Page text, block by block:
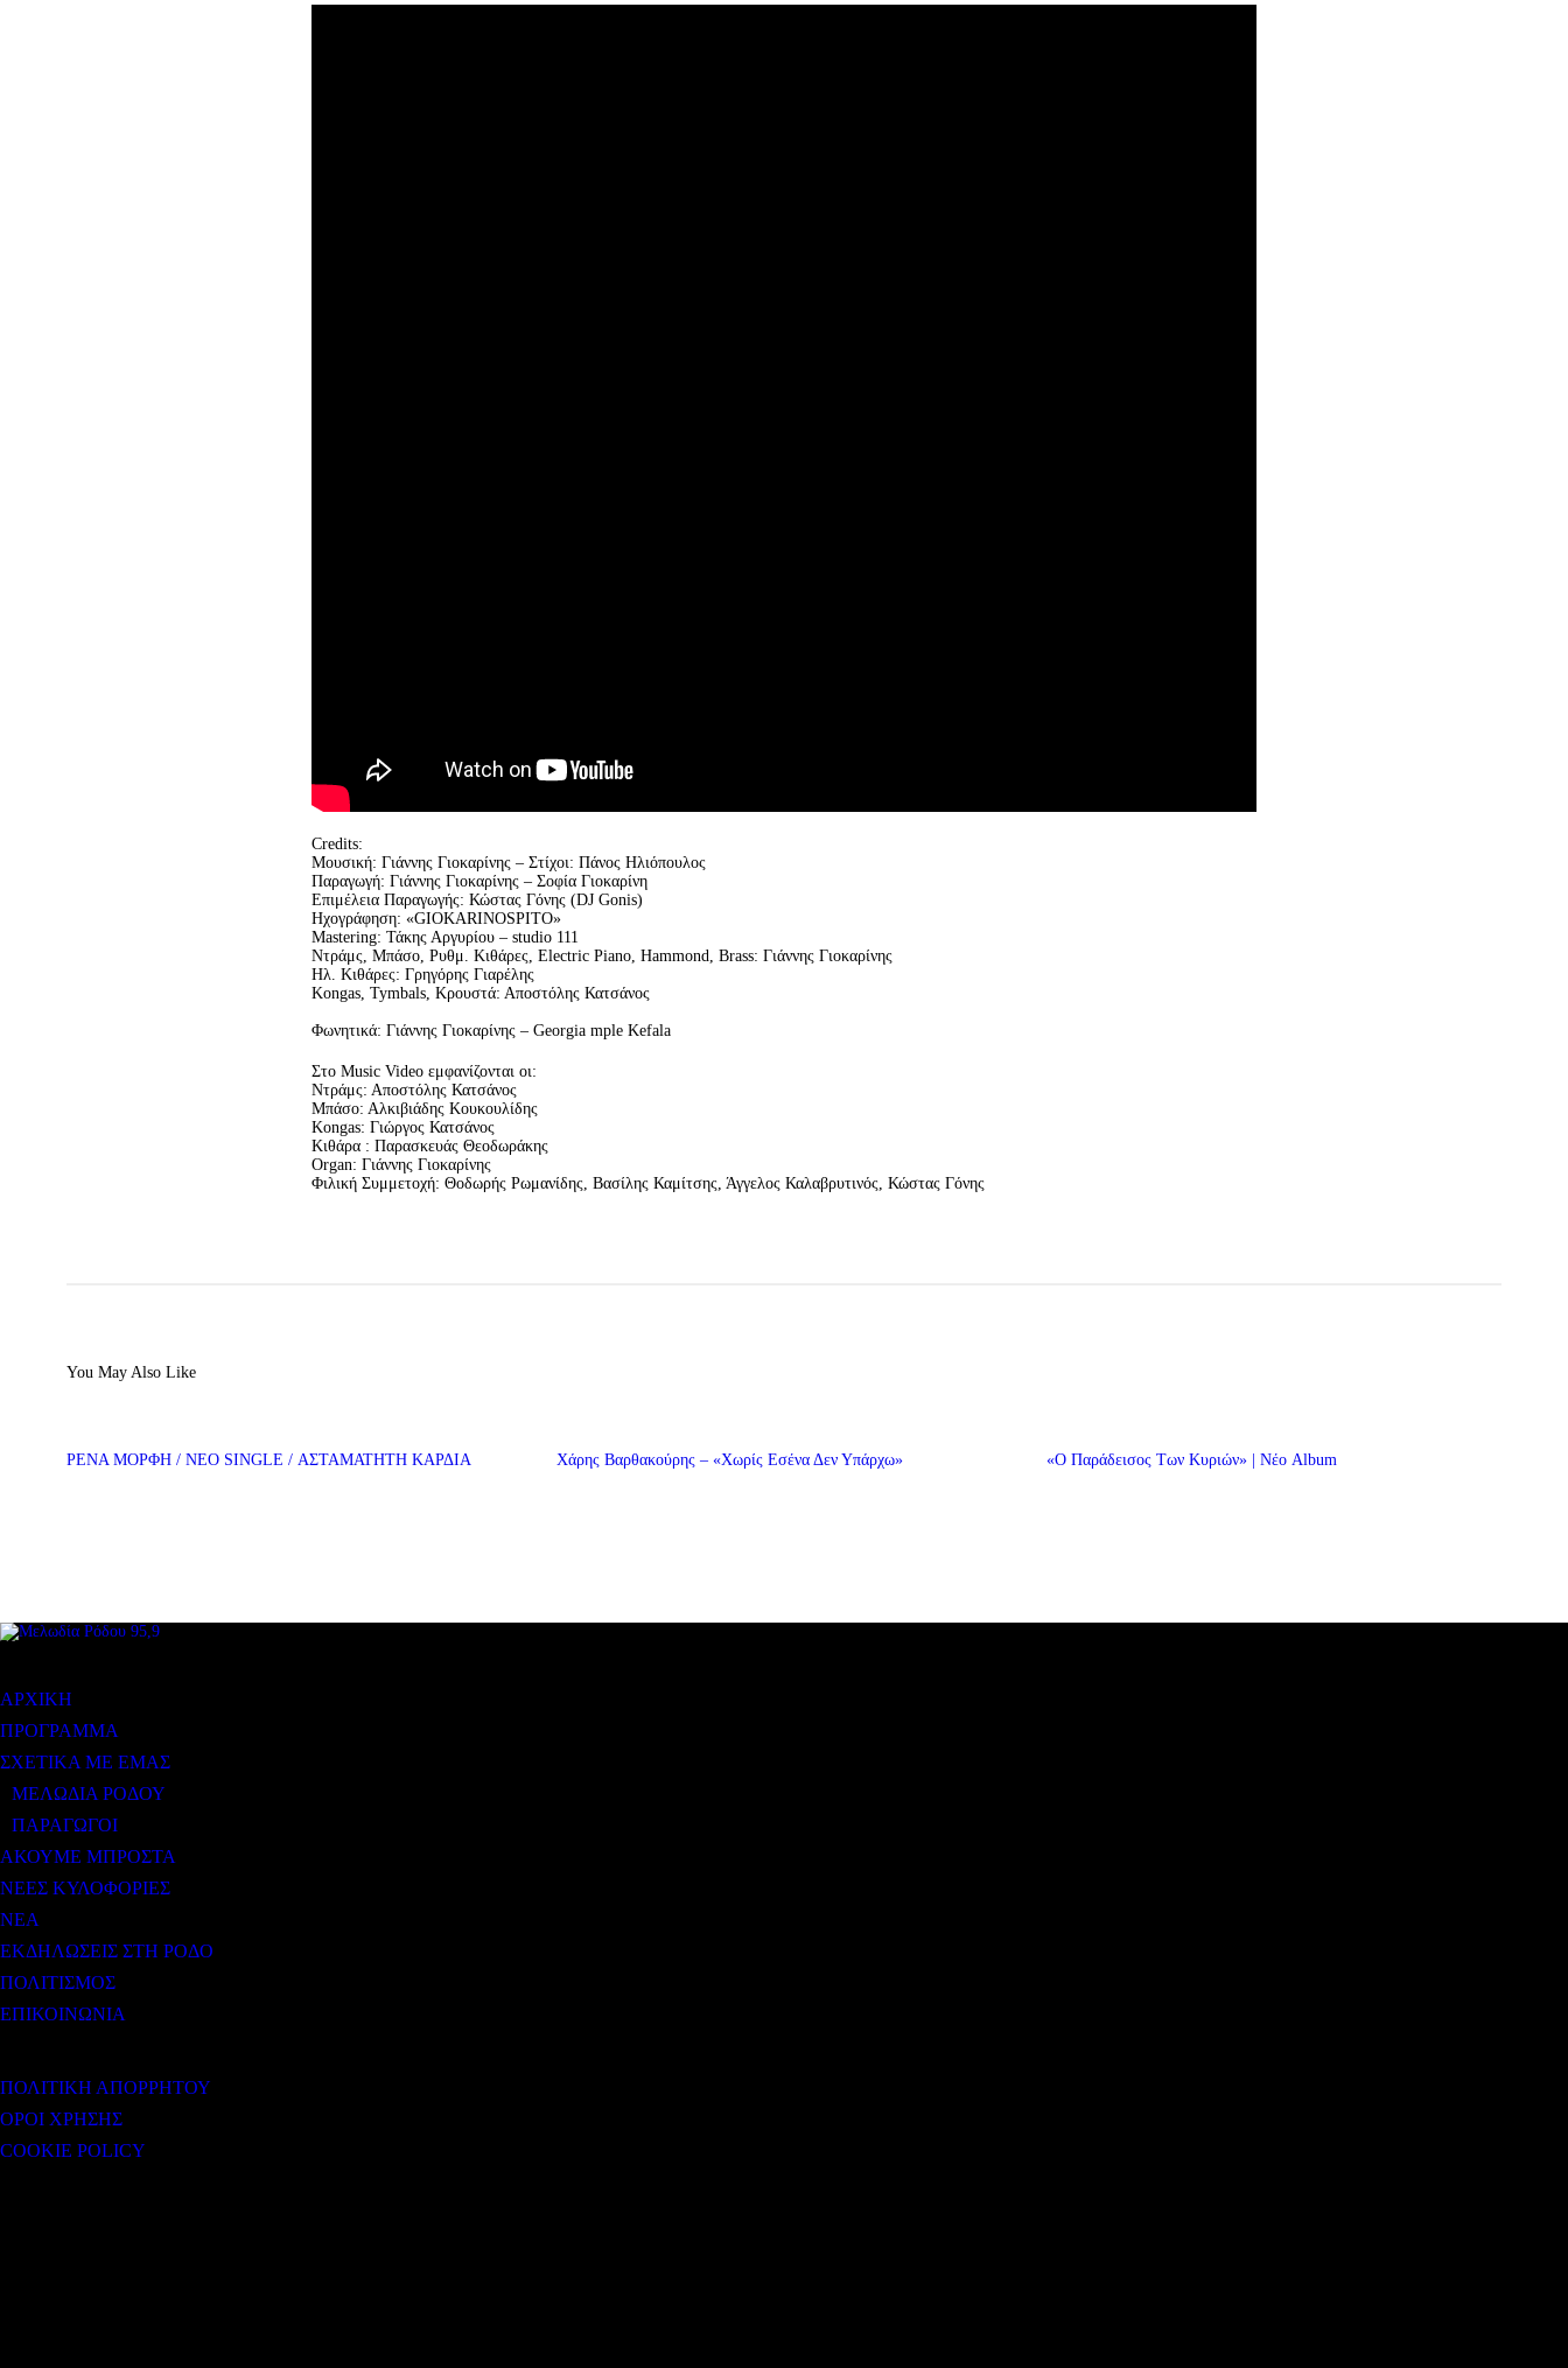
Credits:
Μουσική: Γιάννης Γιοκαρίνης – Στίχοι: Πάνος Ηλιόπουλος
Παραγωγή: Γιάννης Γιοκαρίνης – Σοφία Γιοκαρίνη
Επιμέλεια Παραγωγής: Κώστας Γόνης (DJ Gonis)
Ηχογράφηση: «GIOKARINOSPITO»
Mastering: Τάκης Αργυρίου – studio 111
Ντράμς, Μπάσο, Ρυθμ. Κιθάρες, Electric Piano, Hammond, Brass: Γιάννης Γιοκαρίνης
Ηλ. Κιθάρες: Γρηγόρης Γιαρέλης
Kongas, Tymbals, Κρουστά: Αποστόλης Κατσάνος
Φωνητικά: Γιάννης Γιοκαρίνης – Georgia mple Kefala
Στο Music Video εμφανίζονται οι:
Ντράμς: Αποστόλης Κατσάνος
Μπάσο: Αλκιβιάδης Κουκουλίδης
Kongas: Γιώργος Κατσάνος
Κιθάρα : Παρασκευάς Θεοδωράκης
Organ: Γιάννης Γιοκαρίνης
Φιλική Συμμετοχή: Θοδωρής Ρωμανίδης, Βασίλης Καμίτσης, Άγγελος Καλαβρυτινός, Κώστας Γόνης
You May Also Like
ΡΕΝΑ ΜΟΡΦΗ / ΝΕΟ SINGLE / ΑΣΤΑΜΑΤΗΤΗ ΚΑΡΔΙΑ Χάρης Βαρθακούρης – «Χωρίς Εσένα Δεν Υπάρχω» «Ο Παράδεισος Των Κυριών» | Νέο Album
ΜΕΝΟΥ
ΑΡΧΙΚΗ
ΠΡΟΓΡΑΜΜΑ
ΣΧΕΤΙΚΑ ΜΕ ΕΜΑΣ
ΜΕΛΩΔΙΑ ΡΟΔΟΥ
ΠΑΡΑΓΩΓΟΙ
ΑΚΟΥΜΕ ΜΠΡΟΣΤΑ
ΝΕΕΣ ΚΥΛΟΦΟΡΙΕΣ
ΝΕΑ
ΕΚΔΗΛΩΣΕΙΣ ΣΤΗ ΡΟΔΟ
ΠΟΛΙΤΙΣΜΟΣ
ΕΠΙΚΟΙΝΩΝΙΑ
ΠΟΛΙΤΙΚΗ ΑΠΟΡΡΗΤΟΥ
ΟΡΟΙ ΧΡΗΣΗΣ
COOKIE POLICY